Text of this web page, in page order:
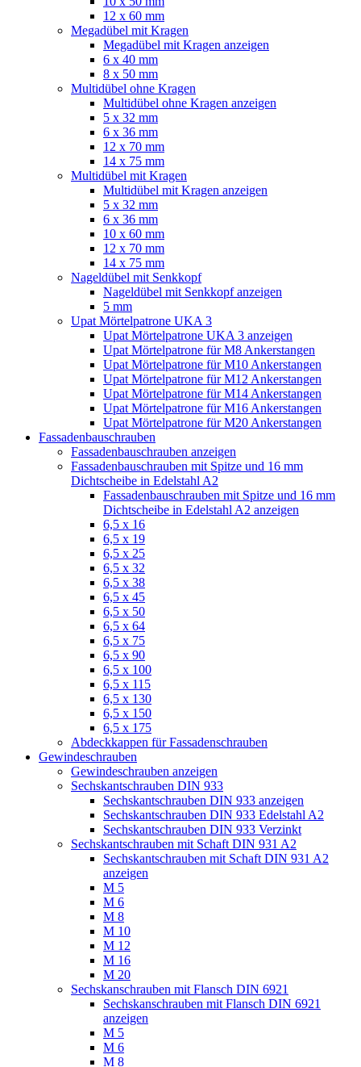
12 x 60 mm
Megadübel mit Kragen
Megadübel mit Kragen anzeigen
6 x 40 mm
8 x 50 mm
Multidübel ohne Kragen
Multidübel ohne Kragen anzeigen
5 x 32 mm
6 x 36 mm
12 x 70 mm
14 x 75 mm
Multidübel mit Kragen
Multidübel mit Kragen anzeigen
5 x 32 mm
6 x 36 mm
10 x 60 mm
12 x 70 mm
14 x 75 mm
Nageldübel mit Senkkopf
Nageldübel mit Senkkopf anzeigen
5 mm
Upat Mörtelpatrone UKA 3
Upat Mörtelpatrone UKA 3 anzeigen
Upat Mörtelpatrone für M8 Ankerstangen
Upat Mörtelpatrone für M10 Ankerstangen
Upat Mörtelpatrone für M12 Ankerstangen
Upat Mörtelpatrone für M14 Ankerstangen
Upat Mörtelpatrone für M16 Ankerstangen
Upat Mörtelpatrone für M20 Ankerstangen
Fassadenbauschrauben
Fassadenbauschrauben anzeigen
Fassadenbauschrauben mit Spitze und 16 mm
Dichtscheibe in Edelstahl A2
Fassadenbauschrauben mit Spitze und 16 mm
Dichtscheibe in Edelstahl A2 anzeigen
6,5 x 16
6,5 x 19
6,5 x 25
6,5 x 32
6,5 x 38
6,5 x 45
6,5 x 50
6,5 x 64
6,5 x 75
6,5 x 90
6,5 x 100
6,5 x 115
6,5 x 130
6,5 x 150
6,5 x 175
Abdeckkappen für Fassadenschrauben
Gewindeschrauben
Gewindeschrauben anzeigen
Sechskantschrauben DIN 933
Sechskantschrauben DIN 933 anzeigen
Sechskantschrauben DIN 933 Edelstahl A2
Sechskantschrauben DIN 933 Verzinkt
Sechskantschrauben mit Schaft DIN 931 A2
Sechskantschrauben mit Schaft DIN 931 A2
anzeigen
M 5
M 6
M 8
M 10
M 12
M 16
M 20
Sechskanschrauben mit Flansch DIN 6921
Sechskanschrauben mit Flansch DIN 6921
anzeigen
M 5
M 6
M 8